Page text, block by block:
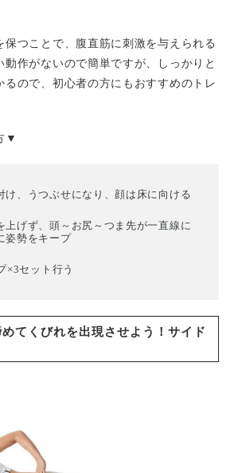
保つことで、腹直筋に刺激を与えられる
動作がないので簡単ですが、しっかりと
るので、初心者の方にもおすすめのトレ
▼
け、うつぶせになり、顔は床に向ける
上げず、頭～お尻～つま先が一直線に
姿勢をキープ
×3セット行う
てくびれを出現させよう！サイド